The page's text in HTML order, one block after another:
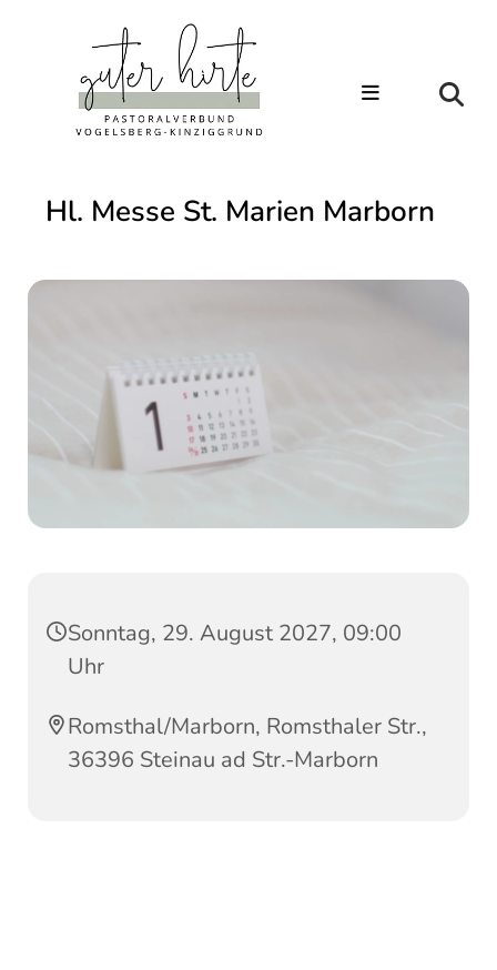
Hl. Messe St. Marien Marborn
Sonntag, 29. August 2027, 09:00
Uhr
Romsthal/Marborn, Romsthaler Str.,
36396 Steinau ad Str.-Marborn